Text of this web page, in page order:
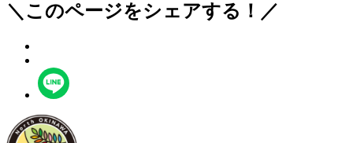
＼このページをシェアする！／